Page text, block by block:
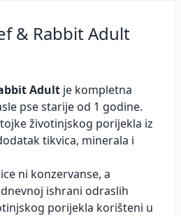
& Rabbit Adult
Adult je kompletna
pse starije od 1 godine.
životinjskog porijekla iz
tikvica, minerala i
ni konzervanse, a
ishrani odraslih
porijekla korišteni u